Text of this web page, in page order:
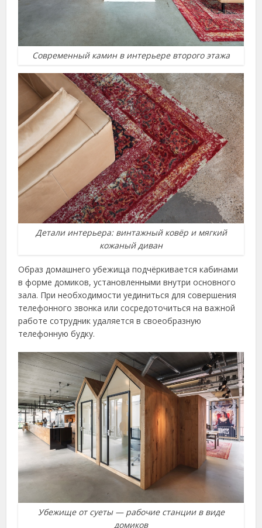
Современный камин в интерьере второго этажа
Детали интерьера: винтажный ковёр и мягкий
кожаный диван
Образ домашнего убежища подчёркивается кабинами
в форме домиков, установленными внутри основного
зала. При необходимости уединиться для совершения
телефонного звонка или сосредоточиться на важной
работе сотрудник удаляется в своеобразную
телефонную будку.
Убежище от суеты — рабочие станции в виде
домиков